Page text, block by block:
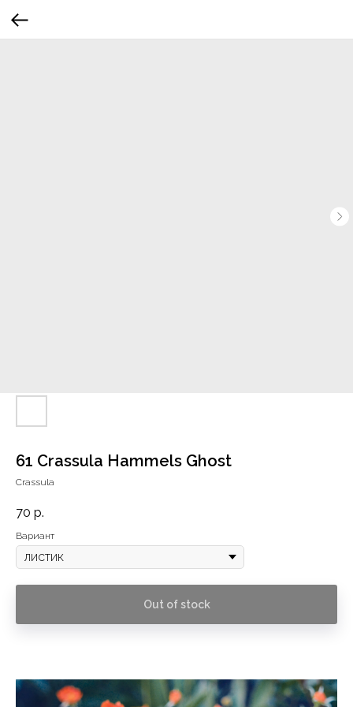
61 Crassula Hammels Ghost
Crassula
70 р.
Вариант
Out of stock